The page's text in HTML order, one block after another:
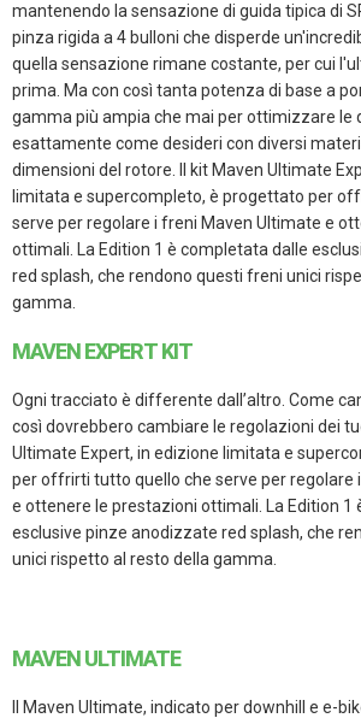
mantenendo la sensazione di guida tipica di
pinza rigida a 4 bulloni che disperde
quella sensazione rimane costante, per cui
prima. Ma con così tanta potenza di base a
gamma più ampia che mai per ottimizzare le
esattamente come desideri con diversi
dimensioni del rotore. Il kit Maven Ultimate
limitata e supercompleto, è progettato per
serve per regolare i freni Maven Ultimate e
ottimali. La Edition 1 è completata dalle
red splash, che rendono questi freni unici
gamma.
MAVEN EXPERT KIT
Ogni tracciato è differente dall’altro. Come
così dovrebbero cambiare le regolazioni dei
Ultimate Expert, in edizione limitata e
per offrirti tutto quello che serve per regolare
e ottenere le prestazioni ottimali. La Edition 1
esclusive pinze anodizzate red splash, che
unici rispetto al resto della gamma.
MAVEN ULTIMATE
Il Maven Ultimate, indicato per downhill e e-